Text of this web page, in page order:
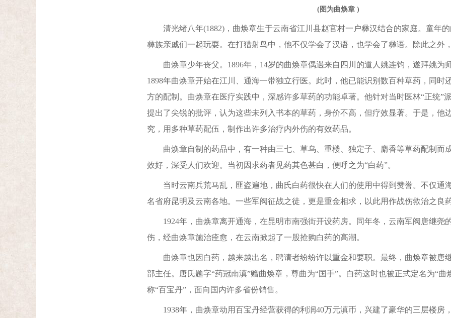
(图为曲焕章 )
清光绪八年(1882)，曲焕章生于云南省江川县赵官村一户彝汉结合的家庭。童年
彝族亲戚们一起玩耍。在打猎射鸟中，他不仅学会了汉语，也学会了彝语。除此之外
曲焕章少年丧父。1896年，14岁的曲焕章偶遇来自四川的道人姚连钧，遂拜姚为
1898年曲焕章开始在江川、通海一带独立行医。此时，他已能识别数百种草药，同时
方的配制。曲焕章在医疗实践中，深感许多草药的功能卓著。他针对当时医林“正统”
提出了尖锐的批评，认为这些未列入书本的草药，身价不高，但疗效显著。于是，他
究，用多种草药配伍，制作出许多治疗内外伤的有效药品。
曲焕章自制的药品中，有一种由三七、草乌、重楼、独定子、麝香等草药配制而
效好，深受人们欢迎。当初因求药者见药其色甚白，便呼之为“白药”。
当时云南兵荒马乱，匪盗遍地，曲氏白药很快在人们的使用中得到赞誉。不仅通
名省府昆明及云南各地。一些军阀征战之徒，更是重金相求，以此用作战伤救治之良
1924年，曲焕章离开通海，在昆明市南强街开设药房。同年冬，云南军阀唐继尧
伤，经曲焕章施治痊愈，在云南掀起了一股抢购白药的高潮。
曲焕章也因白药，越来越出名，聘请者纷纷许以重金和要职。最终，曲焕章被唐
部主任。唐氏题字“药冠南滇”赠曲焕章，尊曲为“国手”。白药这时也被正式定名为“曲
称“百宝丹”，面向国内许多省份销售。
1938年，曲焕章动用百宝丹经营获得的利润40万元滇币，兴建了豪华的三层楼房